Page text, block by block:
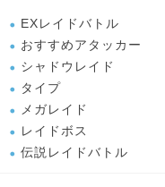
EXレイドバトル
おすすめアタッカー
シャドウレイド
タイプ
メガレイド
レイドボス
伝説レイドバトル